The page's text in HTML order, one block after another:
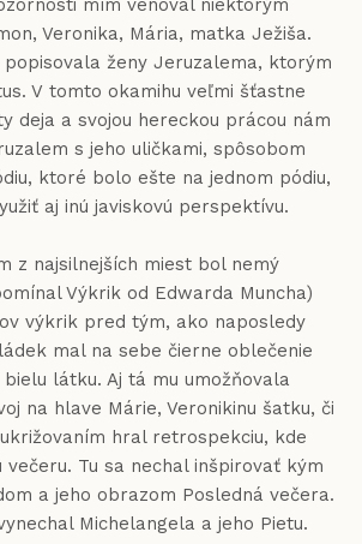
mím venoval niektorým
Veronika, Mária, matka Ježiša.
ženy Jeruzalema, ktorým
V tomto okamihu veľmi šťastne
deja a svojou hereckou prácou nám
s jeho uličkami, spôsobom
ktoré bolo ešte na jednom pódiu,
aj inú javiskovú perspektívu.
miest bol nemý
Výkrik od Edwarda Muncha)
výkrik pred tým, ako naposledy
mal na sebe čierne oblečenie
látku. Aj tá mu umožňovala
na hlave Márie, Veronikinu šatku, či
hral retrospekciu, kde
večeru. Tu sa nechal inšpirovať kým
a jeho obrazom Posledná večera.
Michelangela a jeho Pietu.